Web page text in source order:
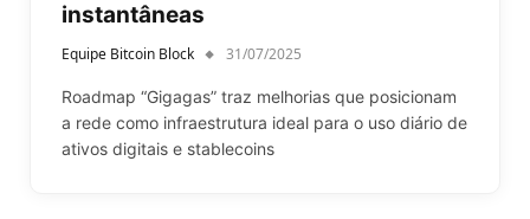
instantâneas
Equipe Bitcoin Block 31/07/2025
Roadmap “Gigagas” traz melhorias que posicionam
a rede como infraestrutura ideal para o uso diário de
ativos digitais e stablecoins